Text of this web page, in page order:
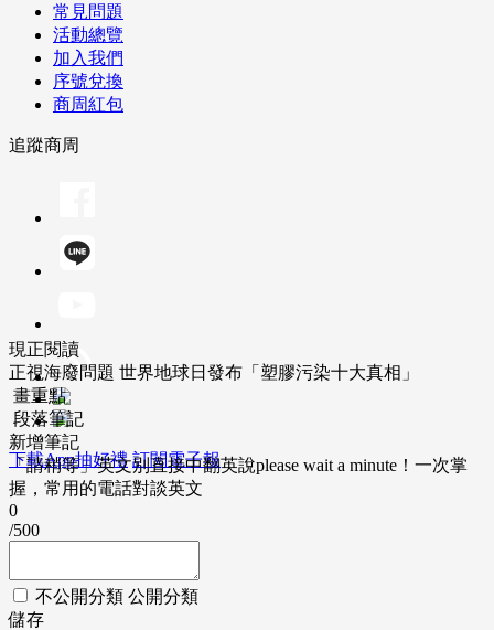
常見問題
活動總覽
加入我們
序號兌換
商周紅包
追蹤商周
下載App抽好禮 訂閱電子報
現正閱讀
正視海廢問題 世界地球日發布「塑膠污染十大真相」
畫重點
段落筆記
新增筆記
「請稍等」英文別直接中翻英說please wait a minute！一次掌
握，常用的電話對談英文
0
/500
不公開分類 公開分類
儲存